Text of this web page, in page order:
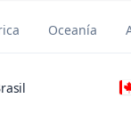
Oceanía